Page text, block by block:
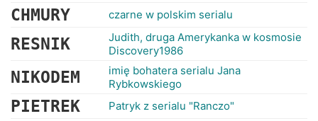
CHMURY czarne w polskim serialu
RESNIK
Judith, druga Amerykanka w kosmosie
Discovery1986
NIKODEM
imię bohatera serialu Jana
Rybkowskiego
PIETREK Patryk z serialu "Ranczo"